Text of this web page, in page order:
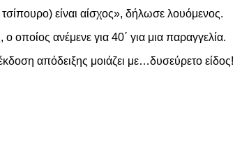
είναι αίσχος», δήλωσε λουόμενος.
οποίος ανέμενε για 40΄ για μια παραγγελία.
απόδειξης μοιάζει με…δυσεύρετο είδος!